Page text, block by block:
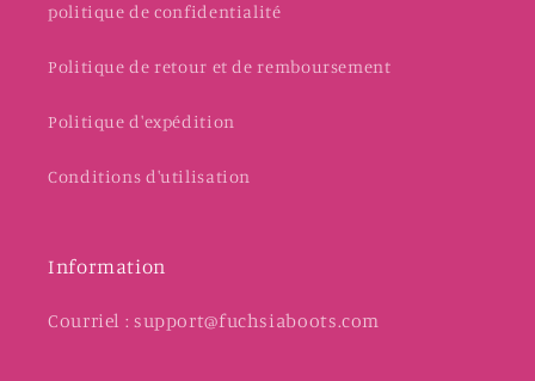
politique de confidentialité
Politique de retour et de remboursement
Politique d'expédition
Conditions d'utilisation
Information
Courriel : support@fuchsiaboots.com